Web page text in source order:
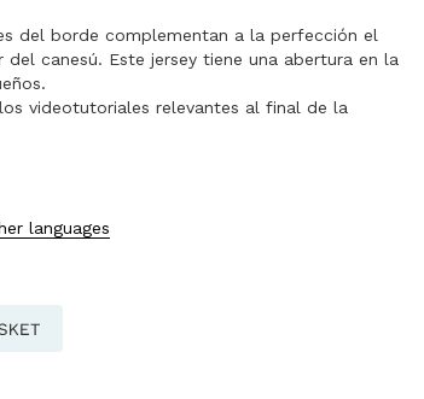
del borde complementan a la perfección el
canesú. Este jersey tiene una abertura en la
videotutoriales relevantes al final de la
languages